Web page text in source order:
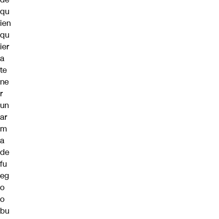
qu
ien
qu
ier
a
te
ne
r
un
ar
m
a
de
fu
eg
o
o
bu